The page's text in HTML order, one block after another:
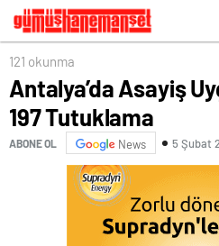
121 okunma
Antalya’da Asayiş
197 Tutuklama
ABONE OL News 5 Şubat